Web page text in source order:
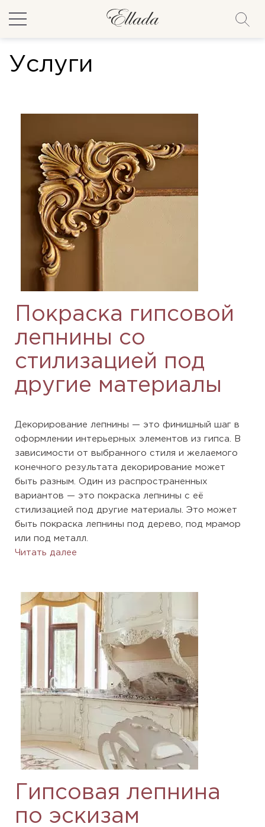
Услуги
Покраска гипсовой
лепнины со
стилизацией под
другие материалы
Декорирование лепнины — это финишный шаг в
оформлении интерьерных элементов из гипса. В
зависимости от выбранного стиля и желаемого
конечного результата декорирование может
быть разным. Один из распространенных
вариантов — это покраска лепнины с её
стилизацией под другие материалы. Это может
быть покраска лепнины под дерево, под мрамор
или под металл.
Читать далее
Гипсовая лепнина
по эскизам